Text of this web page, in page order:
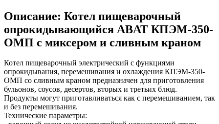
Описание: Котел пищеварочный
опрокидывающийся ABAT КПЭМ-350-
ОМП с миксером и сливным краном
Котел пищеварочный электрический с функциями
опрокидывания, перемешивания и охлаждения КПЭМ-350-
ОМП со сливным краном предназначен для приготовления
бульонов, соусов, десертов, вторых и третьих блюд.
Продукты могут приготавливаться как с перемешиванием, так
и без перемешивания.
Технические параметры: